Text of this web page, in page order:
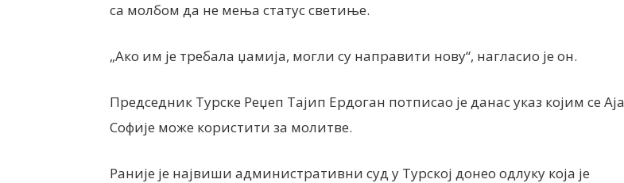
са молбом да не мења статус светиње.
„Ако им је требала џамија, могли су направити нову“, нагласио је он.
Председник Турске Реџеп Тајип Ердоган потписао је данас указ којим се Аја
Софије може користити за молитве.
Раније је највиши административни суд у Турској донео одлуку која је